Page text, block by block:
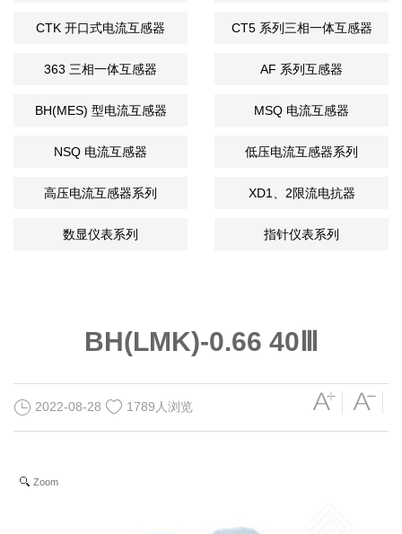
CTK 开口式电流互感器 CT5 系列三相一体互感器
363 三相一体互感器 AF 系列互感器
BH(MES) 型电流互感器 MSQ 电流互感器
NSQ 电流互感器 低压电流互感器系列
高压电流互感器系列 XD1、2限流电抗器
数显仪表系列 指针仪表系列
BH(LMK)-0.66 40Ⅲ
2022-08-28 1789人浏览
Zoom